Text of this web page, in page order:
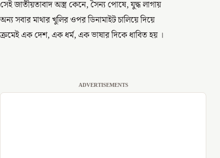
সেই জাতীয়তাবাদ অস্ত্র কেনে, সৈন্য পোষে, যুদ্ধ লাগায়
অন্য সবার মাথার খুলির ওপর ডিনামাইট চালিয়ে দিয়ে
ক্রমেই এক দেশ, এক ধর্ম, এক ভাষার দিকে ধাবিত হয় ।
ADVERTISEMENTS